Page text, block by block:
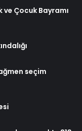
ve Çocuk Bayramı
seçim